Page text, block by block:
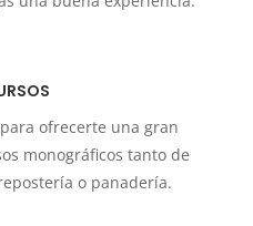
ofrecerte una gran
monográficos tanto de
o panadería.